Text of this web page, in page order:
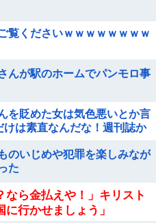
覧くださいｗｗｗｗｗｗｗｗ
んが駅のホームでパンモロ事
を貶めた女は気色悪いとか言
は素直なんだな！週刊誌か
のいじめや犯罪を楽しみなが
た
ら金払えや！」キリスト
行かせましょう」